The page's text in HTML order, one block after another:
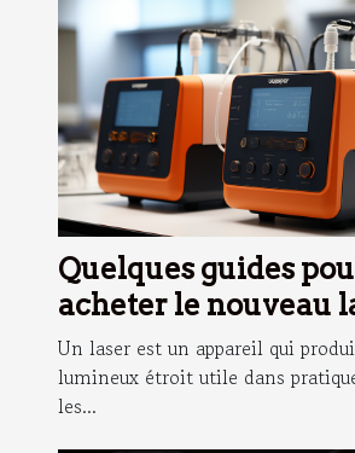
Quelques guides
acheter le nouveau
Huepar
Un laser est un appareil qui
lumineux étroit utile dans
les...